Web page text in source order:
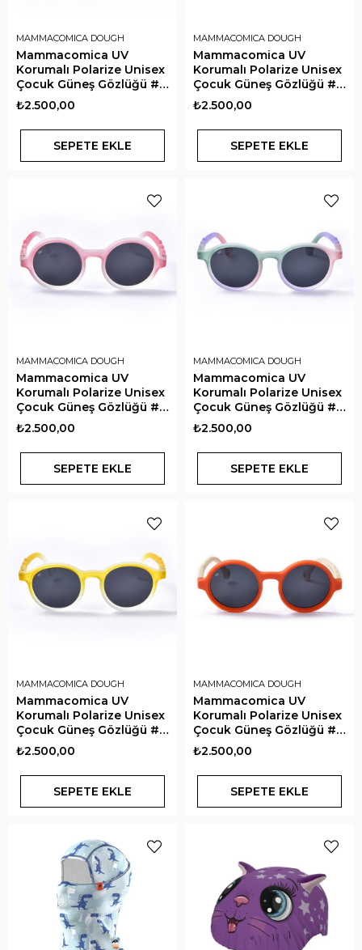
MAMMACOMICA DOUGH
Mammacomica UV
Korumalı Polarize Unisex
Çocuk Güneş Gözlüğü #C
Bubble Berry
₺2.500,00
SEPETE EKLE
MAMMACOMICA DOUGH
Mammacomica UV
Korumalı Polarize Unisex
Çocuk Güneş Gözlüğü #C
Cloud Stone
₺2.500,00
SEPETE EKLE
MAMMACOMICA DOUGH
Mammacomica UV
Korumalı Polarize Unisex
Çocuk Güneş Gözlüğü #C
Cotton Candy
₺2.500,00
SEPETE EKLE
MAMMACOMICA DOUGH
Mammacomica UV
Korumalı Polarize Unisex
Çocuk Güneş Gözlüğü #C
Little Mermaid
₺2.500,00
SEPETE EKLE
MAMMACOMICA DOUGH
Mammacomica UV
Korumalı Polarize Unisex
Çocuk Güneş Gözlüğü #C
Sunny Pop
₺2.500,00
SEPETE EKLE
MAMMACOMICA DOUGH
Mammacomica UV
Korumalı Polarize Unisex
Çocuk Güneş Gözlüğü #C
Sweet Orange
₺2.500,00
SEPETE EKLE